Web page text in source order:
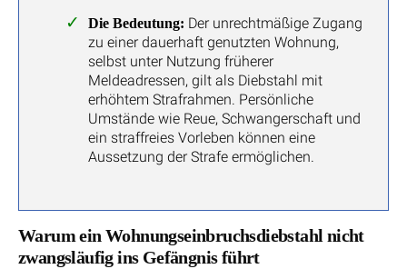
Die Bedeutung: Der unrechtmäßige Zugang
zu einer dauerhaft genutzten Wohnung,
selbst unter Nutzung früherer
Meldeadressen, gilt als Diebstahl mit
erhöhtem Strafrahmen. Persönliche
Umstände wie Reue, Schwangerschaft und
ein straffreies Vorleben können eine
Aussetzung der Strafe ermöglichen.
Warum ein Wohnungseinbruchsdiebstahl nicht
zwangsläufig ins Gefängnis führt